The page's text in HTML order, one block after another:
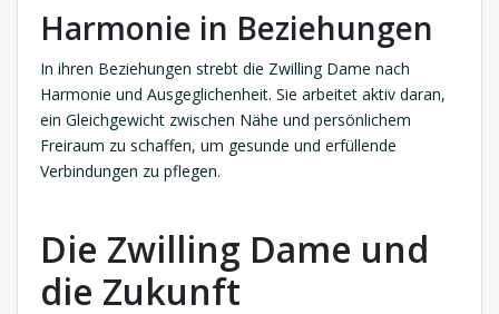
Harmonie in Beziehungen
In ihren Beziehungen strebt die Zwilling Dame nach
Harmonie und Ausgeglichenheit. Sie arbeitet aktiv daran,
ein Gleichgewicht zwischen Nähe und persönlichem
Freiraum zu schaffen, um gesunde und erfüllende
Verbindungen zu pflegen.
Die Zwilling Dame und
die Zukunft